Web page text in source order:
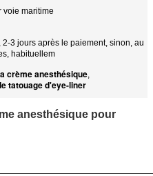
voie maritime
3 jours après le paiement, sinon, au
habituellem
crème anesthésique,
tatouage d'eye-liner
anesthésique pour